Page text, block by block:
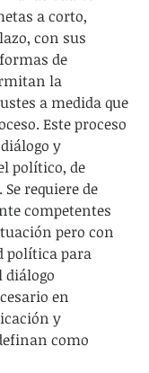
a corto,
con sus
de
la
a medida que
Este proceso
y
político, de
requiere de
competentes
pero con
política para
diálogo
en
y
como